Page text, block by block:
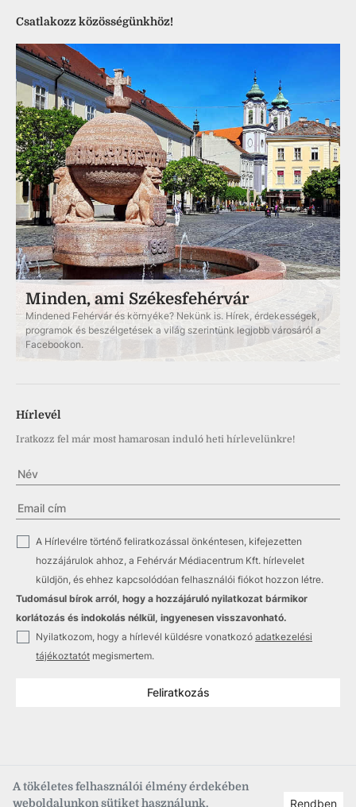
A tökéletes felhasználói élmény érdekében
weboldalunkon sütiket használunk.
Rendben
Csatlakozz közösségünkhöz!
Minden, ami Székesfehérvár
Mindened Fehérvár és környéke? Nekünk is. Hírek, érdekességek,
programok és beszélgetések a világ szerintünk legjobb városáról a
Facebookon.
Hírlevél
Iratkozz fel már most hamarosan induló heti hírlevelünkre!
A Hírlevélre történő feliratkozással önkéntesen, kifejezetten
hozzájárulok ahhoz, a Fehérvár Médiacentrum Kft. hírlevelet
küldjön, és ehhez kapcsolódóan felhasználói fiókot hozzon létre.
Tudomásul bírok arról, hogy a hozzájáruló nyilatkozat bármikor
korlátozás és indokolás nélkül, ingyenesen visszavonható.
Nyilatkozom, hogy a hírlevél küldésre vonatkozó adatkezelési
tájékoztatót megismertem.
Feliratkozás